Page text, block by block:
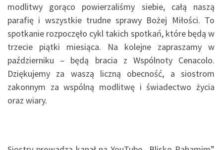
modlitwy gorąco powierzaliśmy siebie, całą naszą
parafię i wszystkie trudne sprawy Bożej Miłości. To
spotkanie rozpoczęło cykl takich spotkań, które będą w
trzecie piątki miesiąca. Na kolejne zapraszamy w
październiku – będą bracia z Wspólnoty Cenacolo.
Dziękujemy za waszą liczną obecność, a siostrom
zakonnym za wspólną modlitwę i świadectwo życia
oraz wiary.